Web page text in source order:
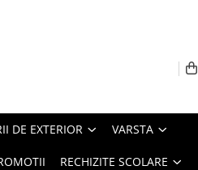
DE EXTERIOR VARSTA
RECHIZITE SCOLARE